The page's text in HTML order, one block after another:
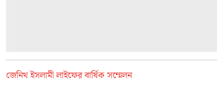
জেনিথ ইসলামী লাইফের বার্ষিক সম্মেলন